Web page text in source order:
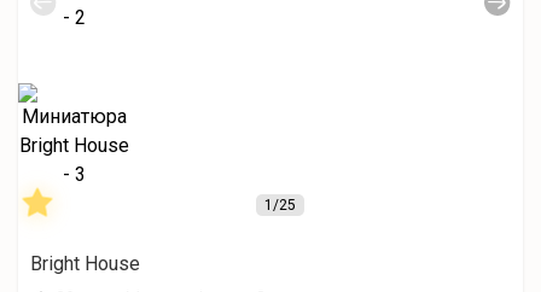
1/25
Bright House